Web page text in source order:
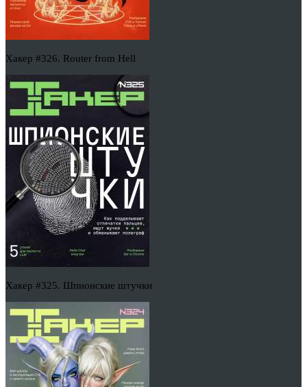
Хакер #326. Router from Hell
Хакер #325. Шпионские штучки